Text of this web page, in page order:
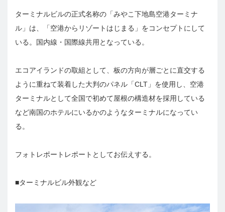
ターミナルビルの正式名称の「みやこ下地島空港ターミナ
ル」は、「空港からリゾートはじまる」をコンセプトにして
いる。国内線・国際線共用となっている。
エコアイランドの取組として、板の方向が層ごとに直交する
ように重ねて装着した大判のパネル「CLT」を使用し、空港
ターミナルとして全国で初めて屋根の構造材を採用している
など南国のホテルにいるかのようなターミナルになってい
る。
フォトレポートレポートとしてお伝えする。
■ターミナルビル外観など